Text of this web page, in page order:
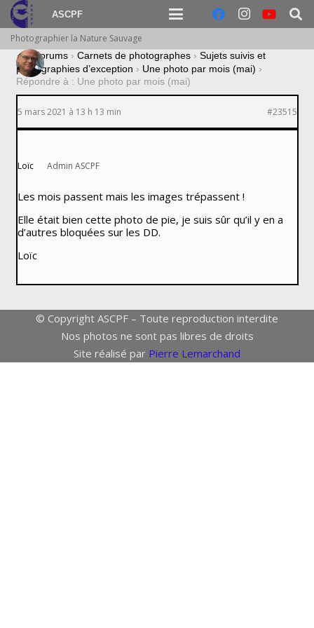
ASCPF
Photographier la Nature Sauvage
› Forums › Carnets de photographes › Sujets suivis et
photographies d’exception › Une photo par mois (mai) ›
Répondre à : Une photo par mois (mai)
5 mars 2021 à 13 h 13 min #23515
Loïc Admin ASCPF
Les mois passent mais les images trépassent !
Elle était bien cette photo de pie, je suis sûr qu’il y en a
d’autres bloquées sur les DD.
Loïc
© Copyright ASCPF – Toute reproduction interdite
Nos photos ne sont pas libres de droits
Site réalisé par Pierre Lemarchand